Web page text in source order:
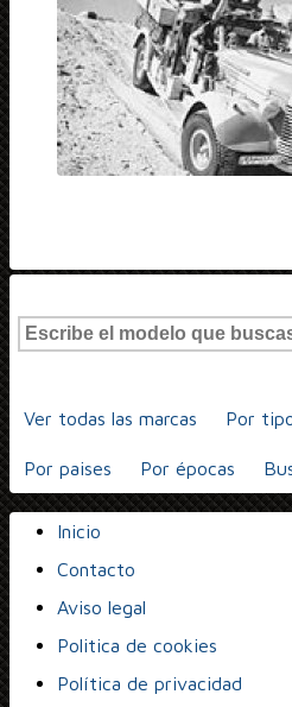
Ver todas las marcas Por
Por paises Por épocas
Inicio
Contacto
Aviso legal
Politica de cookies
Política de privacidad